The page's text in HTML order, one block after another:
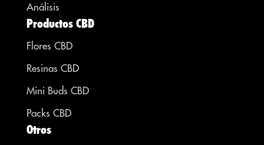
Análisis
Productos CBD
Flores CBD
Resinas CBD
Mini Buds CBD
Packs CBD
Otros